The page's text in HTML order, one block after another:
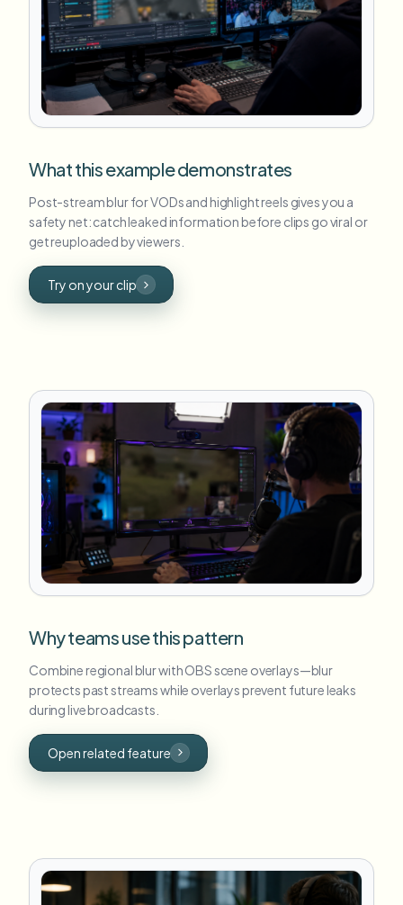
What this example demonstrates
Post-stream blur for VODs and highlight reels gives you a
safety net: catch leaked information before clips go viral or
get reuploaded by viewers.
Try on your clip
Why teams use this pattern
Combine regional blur with OBS scene overlays—blur
protects past streams while overlays prevent future leaks
during live broadcasts.
Open related feature